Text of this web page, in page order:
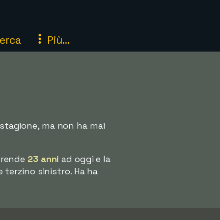
Più...
ma non ha mai
23 anni ad oggi e la
terzino sinistro. Ha ha